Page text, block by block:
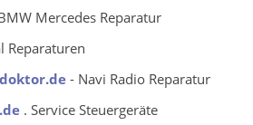
Mercedes Reparatur
Reparaturen
- Navi Radio Reparatur
. Service Steuergeräte